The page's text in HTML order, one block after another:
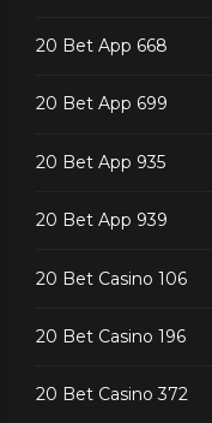
20 Bet App 668
20 Bet App 699
20 Bet App 935
20 Bet App 939
20 Bet Casino 106
20 Bet Casino 196
20 Bet Casino 372